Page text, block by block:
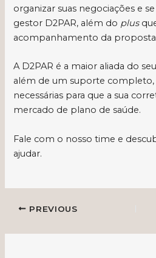
organizar suas negociações e
gestor D2PAR, além do plus
acompanhamento da proposta
A D2PAR é a maior aliada do
além de um suporte completo,
necessárias para que a sua
mercado de plano de saúde.
Fale com o nosso time e
ajudar.
PREVIOUS